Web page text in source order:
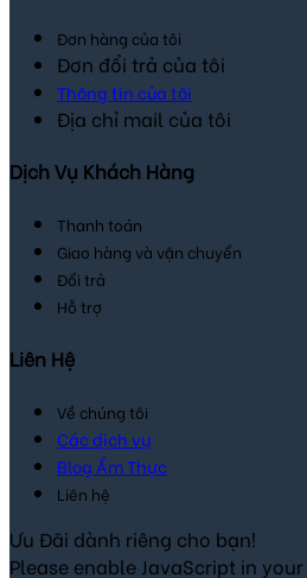
Đơn hàng của tôi
Đơn đổi trả của tôi
Thông tin của tôi
Địa chỉ mail của tôi
Dịch Vụ Khách Hàng
Thanh toán
Giao hàng và vận chuyển
Đổi trả
Hỗ trợ
Liên Hệ
Về chúng tôi
Các dịch vụ
Blog Ẩm Thực
Liên hệ
Ưu Đãi dành riêng cho bạn!
Please enable JavaScript in